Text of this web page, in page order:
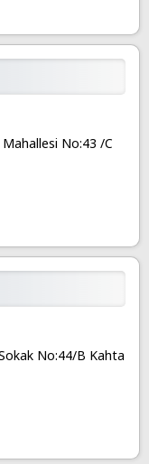
No:43 /C
No:44/B Kahta